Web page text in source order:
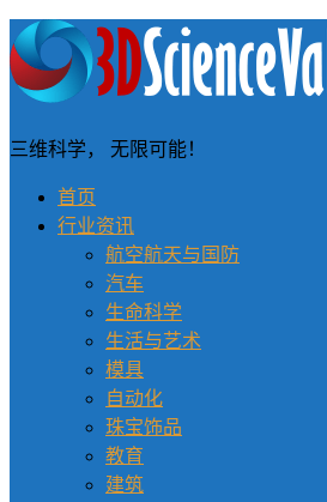
三维科学， 无限可能！
首页
行业资讯
航空航天与国防
汽车
生命科学
生活与艺术
模具
自动化
珠宝饰品
教育
建筑